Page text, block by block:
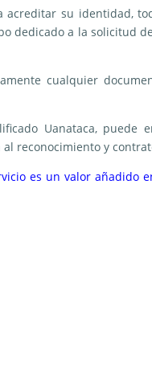
acreditar su identidad,
dedicado a la solicitud
cualquier
Uanataca, puede
reconocimiento y
es un valor añadido